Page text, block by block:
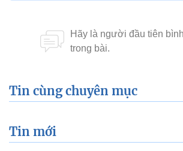
Tin cùng chuyên mục
Tin mới